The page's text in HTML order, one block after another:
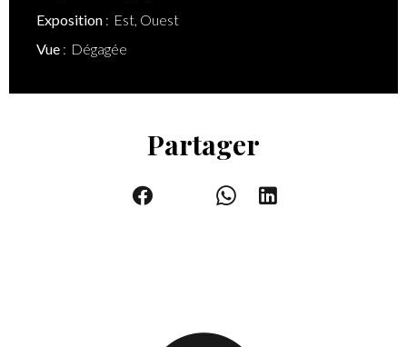
Exposition
Est, Ouest
Vue
Dégagée
Partager